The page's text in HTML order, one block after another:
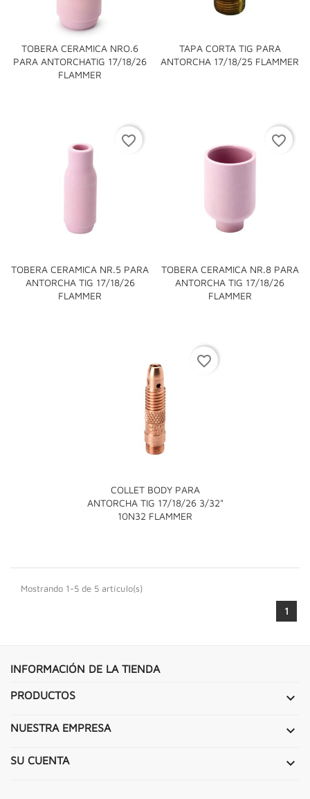
TOBERA CERAMICA NRO.6
PARA ANTORCHATIG 17/18/26
FLAMMER
TAPA CORTA TIG PARA
ANTORCHA 17/18/25 FLAMMER
TOBERA CERAMICA NR.5 PARA
ANTORCHA TIG 17/18/26
FLAMMER
favorite_border
TOBERA CERAMICA NR.8 PARA
ANTORCHA TIG 17/18/26
FLAMMER
favorite_border
COLLET BODY PARA
ANTORCHA TIG 17/18/26 3/32"
10N32 FLAMMER
favorite_border
Mostrando 1-5 de 5 artículo(s)
1
INFORMACIÓN DE LA TIENDA
PRODUCTOS 
NUESTRA EMPRESA 
SU CUENTA 